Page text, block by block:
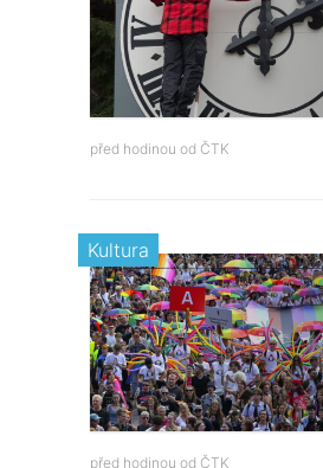
před hodinou od ČTK
Kultura
před hodinou od ČTK